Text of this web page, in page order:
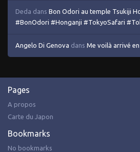
Deda dans Bon Odori au temple Tsukiji
#BonOdori #Honganji #TokyoSafari
Angelo Di Genova dans Me voilà arrivé en
Pages
A propos
Carte du Japon
Bookmarks
No bookmarks